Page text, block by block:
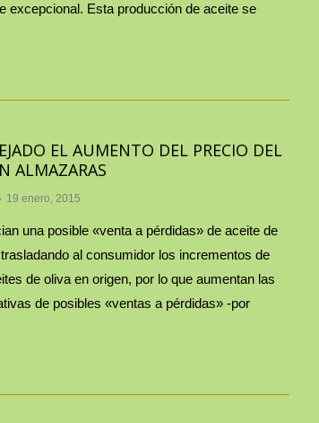
excepcional. Esta producción de aceite se
EL AUMENTO DEL PRECIO DEL
ALMAZARAS
19 enero, 2015
una posible «venta a pérdidas» de aceite de
al consumidor los incrementos de
de oliva en origen, por lo que aumentan las
de posibles «ventas a pérdidas» -por